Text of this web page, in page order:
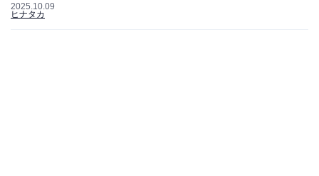
2025.10.09
ヒナタカ